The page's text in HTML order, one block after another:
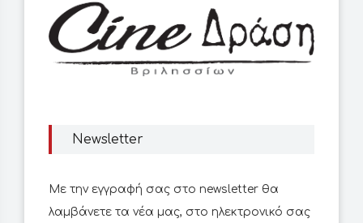
Newsletter
Με την εγγραφή σας στο newsletter θα
λαμβάνετε τα νέα μας, στο ηλεκτρονικό σας